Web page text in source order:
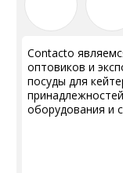
Contacto
оптовиков и
посуды для
оборудования и